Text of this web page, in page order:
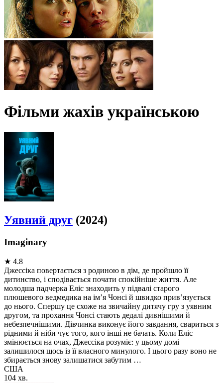
Фільми жахів українською
Уявний друг (2024)
Imaginary
★ 4.8
Джессіка повертається з родиною в дім, де пройшло її
дитинство, і сподівається почати спокійніше життя. Але
молодша падчерка Еліс знаходить у підвалі старого
плюшевого ведмедика на ім’я Чонсі й швидко прив’язується
до нього. Спершу це схоже на звичайну дитячу гру з уявним
другом, та прохання Чонсі стають дедалі дивнішими й
небезпечнішими. Дівчинка виконує його завдання, свариться з
рідними й ніби чує того, кого інші не бачать. Коли Еліс
змінюється на очах, Джессіка розуміє: у цьому домі
залишилося щось із її власного минулого. І цього разу воно не
збирається знову залишатися забутим …
США
104 хв.